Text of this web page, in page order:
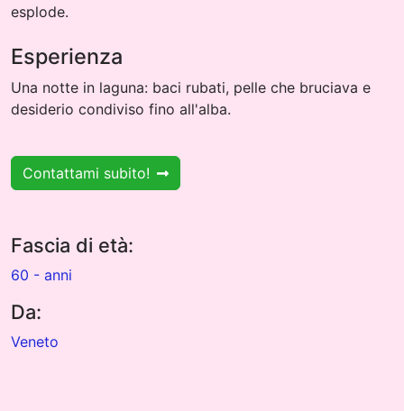
esplode.
Esperienza
Una notte in laguna: baci rubati, pelle che bruciava e
desiderio condiviso fino all'alba.
Contattami subito!
Fascia di età:
60 - anni
Da:
Veneto